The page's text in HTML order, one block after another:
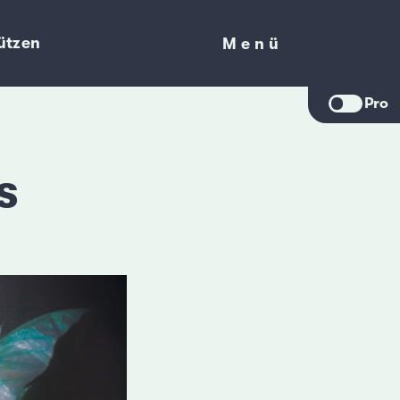
Menü
Menü
Pro